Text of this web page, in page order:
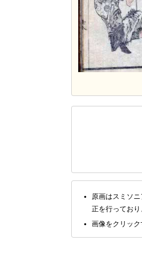
原画はスミソ
正を行っており
画像をクリッ